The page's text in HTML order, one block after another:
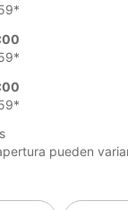
pueden